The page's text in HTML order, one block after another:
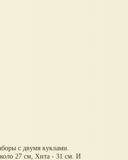
с двумя куклами.
27 см, Хита - 31 см. И